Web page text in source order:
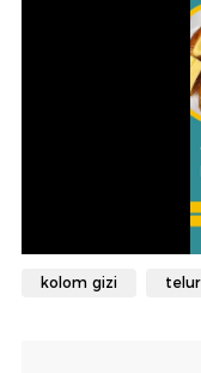
kolom gizi telur